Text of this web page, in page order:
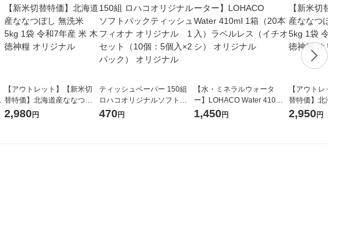
【アウトレット】【新米切
替特価】北海道産ななつぼ
し 無洗米 5kg 1袋 令和7年産
米 木徳神糧 オリジナル
2,980円
ティッシュペーパー 150組
ロハコオリジナルソフトパ
ックティッシュ フィオナ オ
470円
【水・ミネラルウォータ
ー】LOHACO Water 410ml
1箱（20本入）ラベルレス
（イチオシ） オリジナル
1,450円
【アウトレッ
替特価】北海
し 精白米 5kg
米 木徳神糧 オ
2,950円